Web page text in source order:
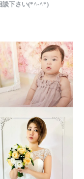
談下さい(*^-^*)